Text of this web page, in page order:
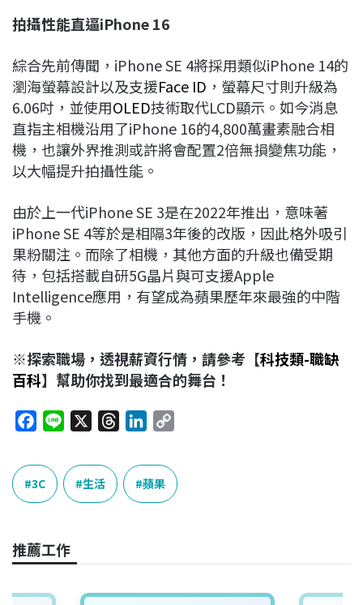
拍攝性能直逼iPhone 16
綜合先前傳聞，iPhone SE 4將採用類似iPhone 14的
瀏海螢幕設計以及支援Face ID ，螢幕尺寸則升級為
6.06吋，並使用OLED技術取代LCD顯示。如今消息
直指主相機沿用了iPhone 16的4,800萬畫素融合相
機，也讓外界推測或許將會配置2倍無損變焦功能，
以大幅提升拍攝性能。
由於上一代iPhone SE 3是在2022年推出，意味著
iPhone SE 4等於是相隔3年後的改版，因此格外吸引
果粉關注。而除了相機，其他方面的升級也備受期
待，包括搭載自研5G晶片與可支援Apple
Intelligence應用，有望成為蘋果歷年來最強的中階
手機。
※探索職場，透視薪資行情，請參考【科技類-職缺
百科】幫助你找到最適合的舞台！
c
e
b
o
k
n
e
e
n
k
e
n
y
k
3C 生活 蘋果
推薦工作